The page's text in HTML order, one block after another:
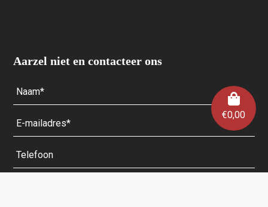
€0,00
Aarzel niet en contacteer ons